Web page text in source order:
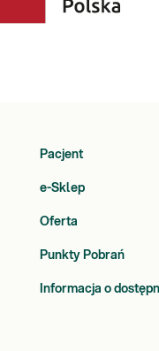
Pacjent
e-Sklep
Oferta
Punkty Pobrań
Informacja o